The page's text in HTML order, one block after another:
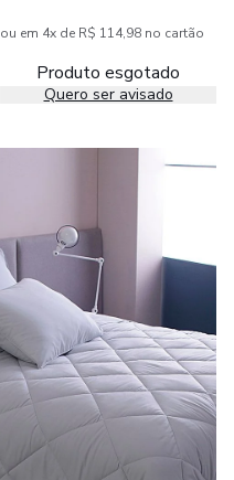
ou em 4x de R$ 114,98 no cartão
Produto esgotado
Quero ser avisado